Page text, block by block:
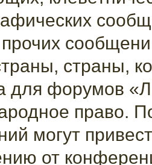
страны,
для форумов
право.
могут
от